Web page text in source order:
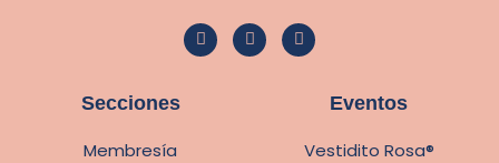
Secciones
Membresía
Eventos
Vestidito Rosa®